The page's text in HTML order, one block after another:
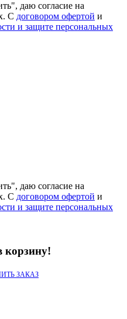
даю согласие на
С договором офертой и
и защите персональных
даю согласие на
С договором офертой и
и защите персональных
корзину!
ЗАКАЗ